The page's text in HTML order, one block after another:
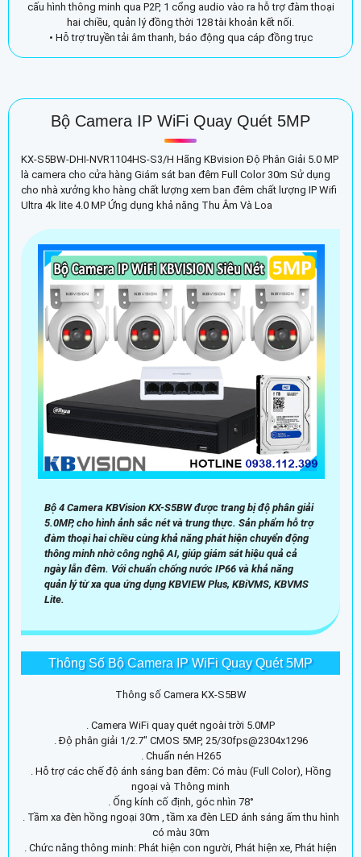
cấu hình thông minh qua P2P, 1 cổng audio vào ra hỗ trợ đàm thoại
hai chiều, quản lý đồng thời 128 tài khoản kết nối.
• Hỗ trợ truyền tải âm thanh, báo động qua cáp đồng trục
Bộ Camera IP WiFi Quay Quét 5MP
KX-S5BW-DHI-NVR1104HS-S3/H Hãng KBvision Độ Phân Giải 5.0 MP
là camera cho cửa hàng Giám sát ban đêm Full Color 30m Sử dụng
cho nhà xưởng kho hàng chất lượng xem ban đêm chất lượng IP Wifi
Ultra 4k lite 4.0 MP Ứng dụng khả năng Thu Âm Và Loa
Bộ 4 Camera KBVision KX-S5BW được trang bị độ phân giải
5.0MP, cho hình ảnh sắc nét và trung thực. Sản phẩm hỗ trợ
đàm thoại hai chiều cùng khả năng phát hiện chuyển động
thông minh nhờ công nghệ AI, giúp giám sát hiệu quả cả
ngày lẫn đêm. Với chuẩn chống nước IP66 và khả năng
quản lý từ xa qua ứng dụng KBVIEW Plus, KBiVMS, KBVMS
Lite.
Thông Số Bộ Camera IP WiFi Quay Quét 5MP
Thông số Camera KX-S5BW
. Camera WiFi quay quét ngoài trời 5.0MP
. Độ phân giải 1/2.7" CMOS 5MP, 25/30fps@2304x1296
. Chuẩn nén H265
. Hỗ trợ các chế độ ánh sáng ban đêm: Có màu (Full Color), Hồng
ngoại và Thông minh
. Ống kính cố định, góc nhìn 78°
. Tầm xa đèn hồng ngoại 30m , tầm xa đèn LED ánh sáng ấm thu hình
có màu 30m
. Chức năng thông minh: Phát hiện con người, Phát hiện xe, Phát hiện